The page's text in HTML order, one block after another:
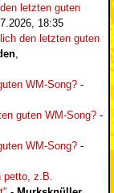
letzten guten
18:35
den letzten guten
,
WM-Song? -
guten WM-Song? -
WM-Song? -
petto, z.B.